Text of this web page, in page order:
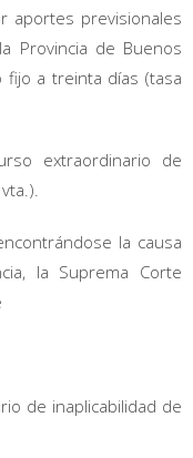
aportes previsionales
Provincia de Buenos
a treinta días (tasa
extraordinario de
la causa
la Suprema Corte
de inaplicabilidad de